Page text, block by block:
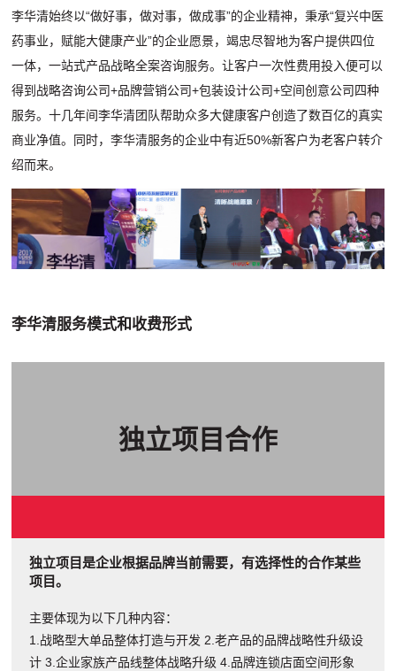
李华清始终以“做好事，做对事，做成事”的企业精神，秉承“复兴中医
药事业，赋能大健康产业”的企业愿景，竭忠尽智地为客户提供四位
一体，一站式产品战略全案咨询服务。让客户一次性费用投入便可以
得到战略咨询公司+品牌营销公司+包装设计公司+空间创意公司四种
服务。十几年间李华清团队帮助众多大健康客户创造了数百亿的真实
商业净值。同时，李华清服务的企业中有近50%新客户为老客户转介
绍而来。
李华清服务模式和收费形式
独立项目合作
独立项目是企业根据品牌当前需要，有选择性的合作某些
项目。
主要体现为以下几种内容：
1.战略型大单品整体打造与开发 2.老产品的品牌战略性升级设
计3.企业家族产品线整体战略升级 4.品牌连锁店面空间形象